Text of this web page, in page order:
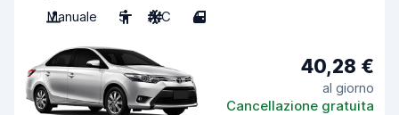
Manuale
5 A/C 4
40,28 €
al giorno
Cancellazione gratuita